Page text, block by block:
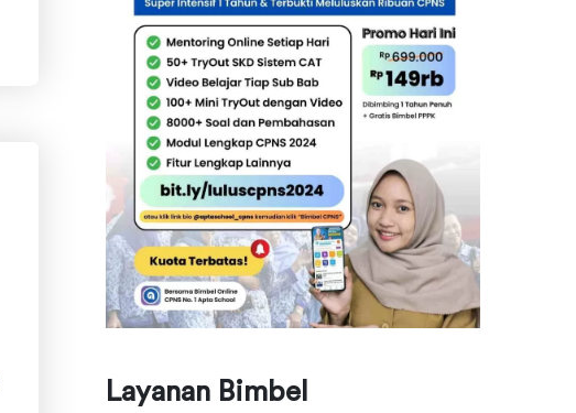
Layanan Bimbel